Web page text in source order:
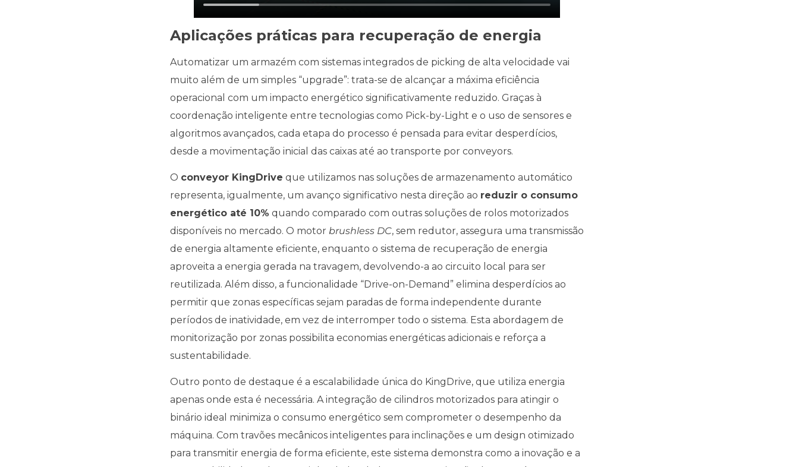
Aplicações práticas para recuperação de energia
Automatizar um armazém com sistemas integrados de picking de alta velocidade vai
muito além de um simples “upgrade”: trata-se de alcançar a máxima eficiência
operacional com um impacto energético significativamente reduzido. Graças à
coordenação inteligente entre tecnologias como Pick-by-Light e o uso de sensores e
algoritmos avançados, cada etapa do processo é pensada para evitar desperdícios,
desde a movimentação inicial das caixas até ao transporte por conveyors.
O conveyor KingDrive que utilizamos nas soluções de armazenamento automático
representa, igualmente, um avanço significativo nesta direção ao reduzir o consumo
energético até 10% quando comparado com outras soluções de rolos motorizados
disponíveis no mercado. O motor brushless DC, sem redutor, assegura uma transmissão
de energia altamente eficiente, enquanto o sistema de recuperação de energia
aproveita a energia gerada na travagem, devolvendo-a ao circuito local para ser
reutilizada. Além disso, a funcionalidade “Drive-on-Demand” elimina desperdícios ao
permitir que zonas específicas sejam paradas de forma independente durante
períodos de inatividade, em vez de interromper todo o sistema. Esta abordagem de
monitorização por zonas possibilita economias energéticas adicionais e reforça a
sustentabilidade.
Outro ponto de destaque é a escalabilidade única do KingDrive, que utiliza energia
apenas onde esta é necessária. A integração de cilindros motorizados para atingir o
binário ideal minimiza o consumo energético sem comprometer o desempenho da
máquina. Com travões mecânicos inteligentes para inclinações e um design otimizado
para transmitir energia de forma eficiente, este sistema demonstra como a inovação e a